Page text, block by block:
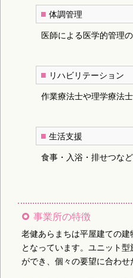
■ 体調管理
医師による医学的管理
■ リハビリテーション
作業療法士や理学療法
■ 生活支援
食事・入浴・排せつな
事業所の特徴
老健あらまちは平屋建ての
となっています。ユニット
ができ、個々の要望に合わ